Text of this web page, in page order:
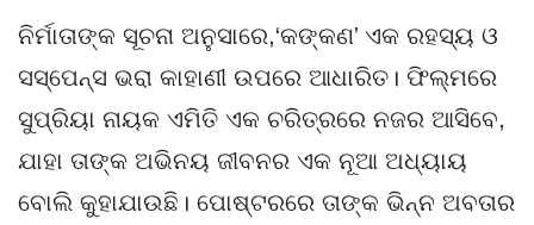
ନିର୍ମାତାଙ୍କ ସୂଚନା ଅନୁସାରେ,‘କଙ୍କଣ’ ଏକ ରହସ୍ୟ ଓ
ସସ୍ପେନ୍ସ ଭରା କାହାଣୀ ଉପରେ ଆଧାରିତ। ଫିଲ୍ମରେ
ସୁପ୍ରିୟା ନାୟକ ଏମିତି ଏକ ଚରିତ୍ରରେ ନଜର ଆସିବେ,
ଯାହା ତାଙ୍କ ଅଭିନୟ ଜୀବନର ଏକ ନୂଆ ଅଧ୍ୟାୟ
ବୋଲି କୁହାଯାଉଛି। ପୋଷ୍ଟରରେ ତାଙ୍କ ଭିନ୍ନ ଅବତାର